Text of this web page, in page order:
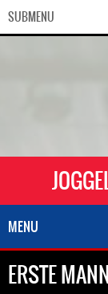
SUBMENU
MENU
ERSTE